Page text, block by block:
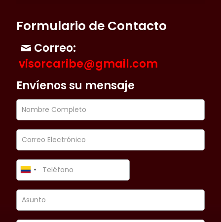
Formulario de Contacto
Correo:
visorcaribe@gmail.com
Envíenos su mensaje